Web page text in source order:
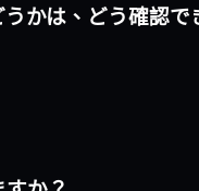
かは、どう確認で